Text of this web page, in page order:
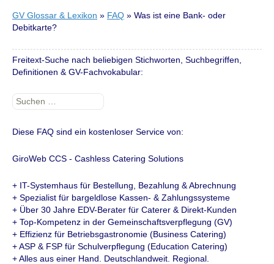
GV Glossar & Lexikon » FAQ » Was ist eine Bank- oder
Debitkarte?
Freitext-Suche nach beliebigen Stichworten, Suchbegriffen,
Definitionen & GV-Fachvokabular:
Suchen
Diese FAQ sind ein kostenloser Service von:
GiroWeb CCS - Cashless Catering Solutions
+ IT-Systemhaus für Bestellung, Bezahlung & Abrechnung
+ Spezialist für bargeldlose Kassen- & Zahlungssysteme
+ Über 30 Jahre EDV-Berater für Caterer & Direkt-Kunden
+ Top-Kompetenz in der Gemeinschaftsverpflegung (GV)
+ Effizienz für Betriebsgastronomie (Business Catering)
+ ASP & FSP für Schulverpflegung (Education Catering)
+ Alles aus einer Hand. Deutschlandweit. Regional.